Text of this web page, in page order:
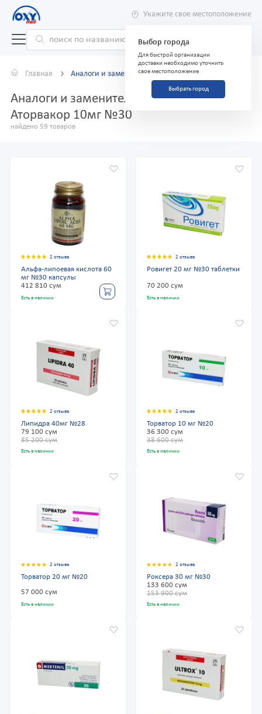
Укажите свое местоположение
Выбор города
Для быстрой организации
доставки необходимо уточнить
свое местоположение
Выбрать город
Главная Аналоги и заменители
Аналоги и заменители препарата
Аторвакор 10мг №30
найдено 59 товаров
2 отзыва
Альфа-липоевая кислота 60
мг №30 капсулы
412 810 сум
Есть в наличии
2 отзыва
Ровигет 20 мг №30 таблетки
70 200 сум
Есть в наличии
2 отзыва
Липидра 40мг №28
79 100 сум
85 200 сум
Есть в наличии
2 отзыва
Торватор 10 мг №20
36 300 сум
38 600 сум
Есть в наличии
2 отзыва
Торватор 20 мг №20
57 000 сум
Есть в наличии
2 отзыва
Роксера 30 мг №30
133 600 сум
153 900 сум
Есть в наличии